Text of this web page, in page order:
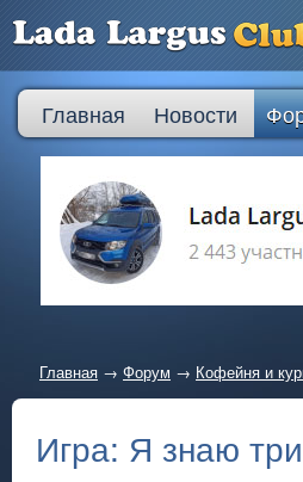
Главная Новости
Главная → Форум → Кофейня и
Игра: Я знаю